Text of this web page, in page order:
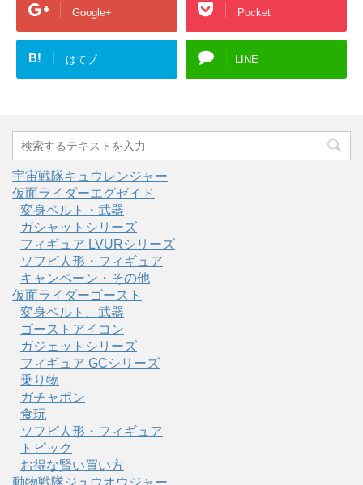
Google+ Pocket
B! はてブ LINE
宇宙戦隊キュウレンジャー
仮面ライダーエグゼイド
変身ベルト・武器
ガシャットシリーズ
フィギュア LVURシリーズ
ソフビ人形・フィギュア
キャンペーン・その他
仮面ライダーゴースト
変身ベルト、武器
ゴーストアイコン
ガジェットシリーズ
フィギュア GCシリーズ
乗り物
ガチャポン
食玩
ソフビ人形・フィギュア
トピック
お得な賢い買い方
動物戦隊ジュウオウジャー